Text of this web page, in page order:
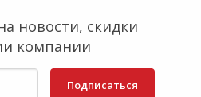
новости, скидки
компании
Подписаться